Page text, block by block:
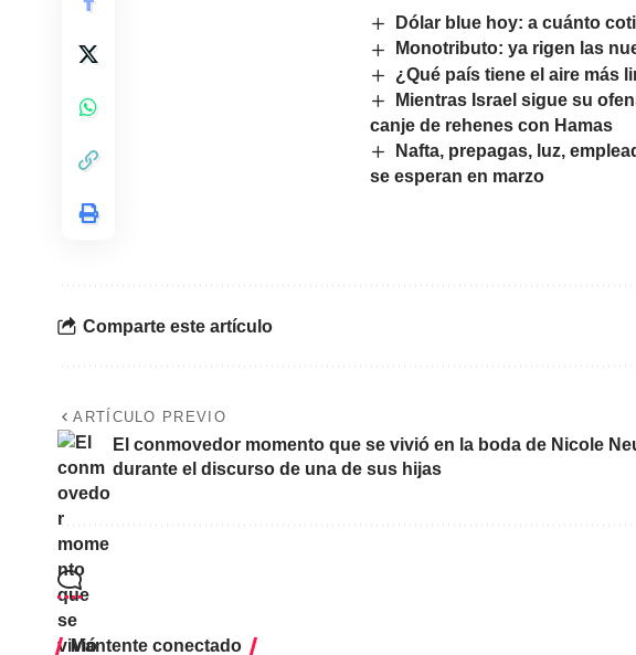
Dólar blue hoy: a cuánto
Monotributo: ya rigen las
¿Qué país tiene el aire más
Mientras Israel sigue su
canje de rehenes con Hamas
Nafta, prepagas, luz,
se esperan en marzo
Comparte este artículo
ARTÍCULO PREVIO
El conmovedor momento que se vivió en la boda de Nicole
durante el discurso de una de sus hijas
Mantente conectado